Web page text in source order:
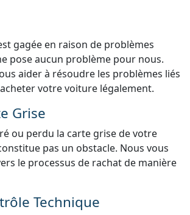
gagée en raison de problèmes
pose aucun problème pour nous.
aider à résoudre les problèmes liés
votre voiture légalement.
Grise
ou perdu la carte grise de votre
pas un obstacle. Nous vous
le processus de rachat de manière
Technique